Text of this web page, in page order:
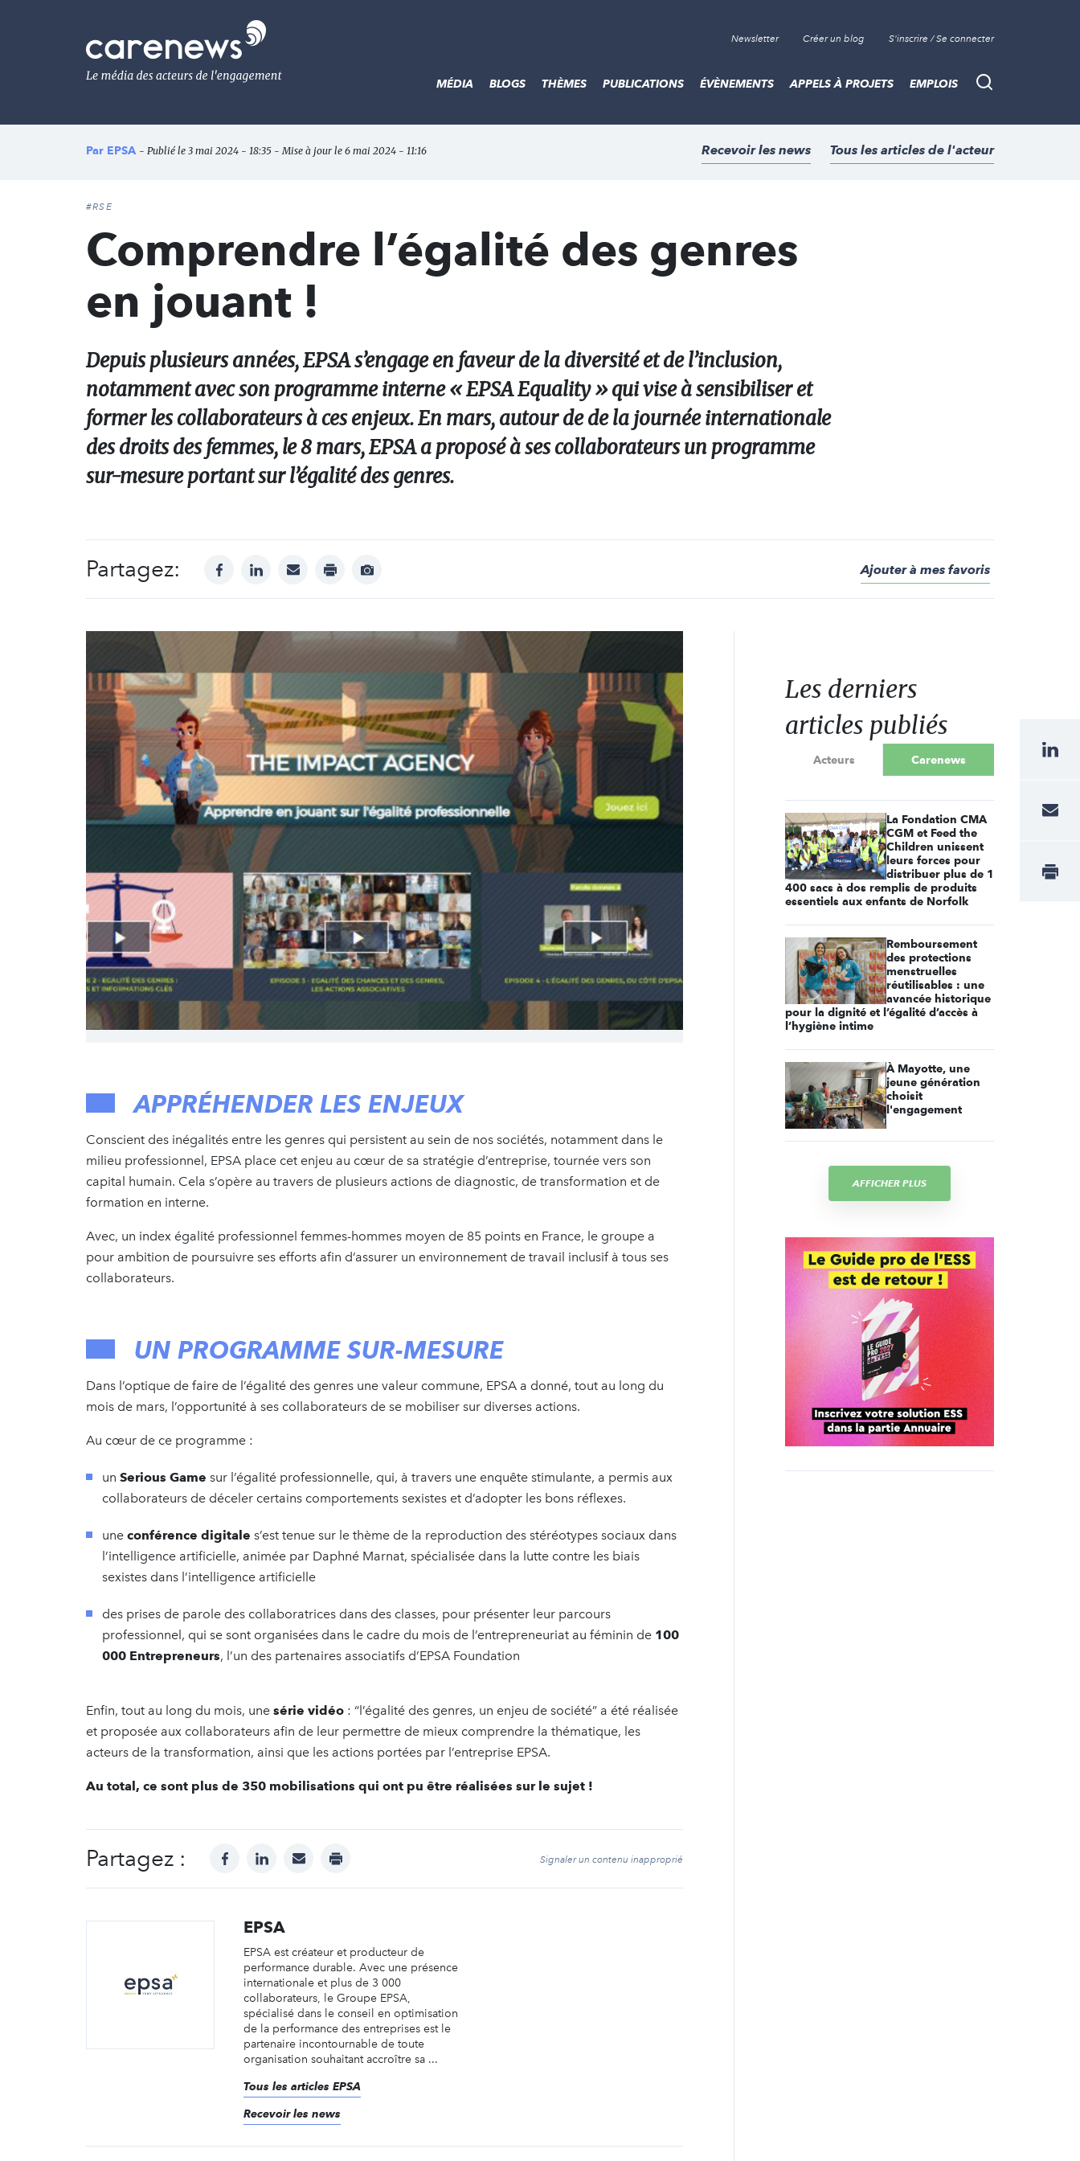
Le
média
de
l'engagement
Newsletter Créer un blog S'inscrire / Se connecter
Recherche
MÉDIA BLOGS THÈMES PUBLICATIONS ÉVÈNEMENTS APPELS À PROJETS EMPLOIS
Par EPSA - Publié le 3 mai 2024 - 18:35 - Mise à jour le 6 mai 2024 - 11:16 Recevoir les news Tous les articles de l'acteur
#RSE
Comprendre l’égalité des genres
en jouant !
Depuis plusieurs années, EPSA s’engage en faveur de la diversité et de l’inclusion,
notamment avec son programme interne « EPSA Equality » qui vise à sensibiliser et
former les collaborateurs à ces enjeux. En mars, autour de de la journée internationale
des droits des femmes, le 8 mars, EPSA a proposé à ses collaborateurs un programme
sur-mesure portant sur l’égalité des genres.
Partagez: facebooklinkedinmail print
Afficher
Ajouter à mes favoris
APPRÉHENDER LES ENJEUX
Conscient des inégalités entre les genres qui persistent au sein de nos sociétés, notamment dans le
milieu professionnel, EPSA place cet enjeu au cœur de sa stratégie d’entreprise, tournée vers son
capital humain. Cela s’opère au travers de plusieurs actions de diagnostic, de transformation et de
formation en interne.
Avec, un index égalité professionnel femmes-hommes moyen de 85 points en France, le groupe a
pour ambition de poursuivre ses efforts afin d’assurer un environnement de travail inclusif à tous ses
collaborateurs.
UN PROGRAMME SUR-MESURE
Dans l’optique de faire de l’égalité des genres une valeur commune, EPSA a donné, tout au long du
mois de mars, l’opportunité à ses collaborateurs de se mobiliser sur diverses actions.
Au cœur de ce programme :
un Serious Game sur l’égalité professionnelle, qui, à travers une enquête stimulante, a permis aux
collaborateurs de déceler certains comportements sexistes et d’adopter les bons réflexes.
une conférence digitale s’est tenue sur le thème de la reproduction des stéréotypes sociaux dans
l’intelligence artificielle, animée par Daphné Marnat, spécialisée dans la lutte contre les biais
sexistes dans l’intelligence artificielle
des prises de parole des collaboratrices dans des classes, pour présenter leur parcours
professionnel, qui se sont organisées dans le cadre du mois de l’entrepreneuriat au féminin de 100
000 Entrepreneurs, l’un des partenaires associatifs d’EPSA Foundation
Enfin, tout au long du mois, une série vidéo : “l’égalité des genres, un enjeu de société” a été réalisée
et proposée aux collaborateurs afin de leur permettre de mieux comprendre la thématique, les
acteurs de la transformation, ainsi que les actions portées par l’entreprise EPSA.
Au total, ce sont plus de 350 mobilisations qui ont pu être réalisées sur le sujet !
Partagez : facebooklinkedinmail print Signaler un contenu inapproprié
EPSA
EPSA est créateur et producteur de
performance durable. Avec une présence
internationale et plus de 3 000
collaborateurs, le Groupe EPSA,
spécialisé dans le conseil en optimisation
de la performance des entreprises est le
partenaire incontournable de toute
organisation souhaitant accroître sa ...
Tous les articles EPSA
Recevoir les news
Les derniers
articles publiés
Acteurs Carenews
La Fondation CMA
CGM et Feed the
Children unissent
leurs forces pour
distribuer plus de 1
400 sacs à dos remplis de produits
essentiels aux enfants de Norfolk
Remboursement
des protections
menstruelles
réutilisables : une
avancée historique
pour la dignité et l’égalité d’accès à
l’hygiène intime
À Mayotte, une
jeune génération
choisit
l'engagement
AFFICHER PLUS